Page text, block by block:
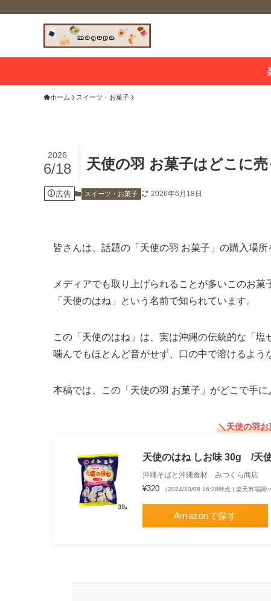
ホーム スイーツ・お菓子
天使の羽 お菓子はどこに
2026
6/18
広告 スイーツ・お菓子 2026年6月18日
皆さんは、話題の「天使の羽 お菓子」の購入場所
メディアでも取り上げられることが多いこのお
「天使のはね」という名前で知られています。
この「天使のはね」は、実は沖縄の伝統的な「塩
噛んでもほとんど音がせず、口の中で溶けるよう
本稿では、この「天使の羽 お菓子」がどこで手
＼天使の羽
天使のはね しお味 30g /天
沖縄そばと沖縄食材 みつくら商店
¥320 （2024/10/08 16:38時点 | 楽天市場調べ
Amazonで探す